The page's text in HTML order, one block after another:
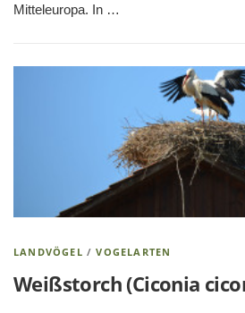
Mitteleuropa. In …
LANDVÖGEL /VOGELARTEN
Weißstorch (Ciconia